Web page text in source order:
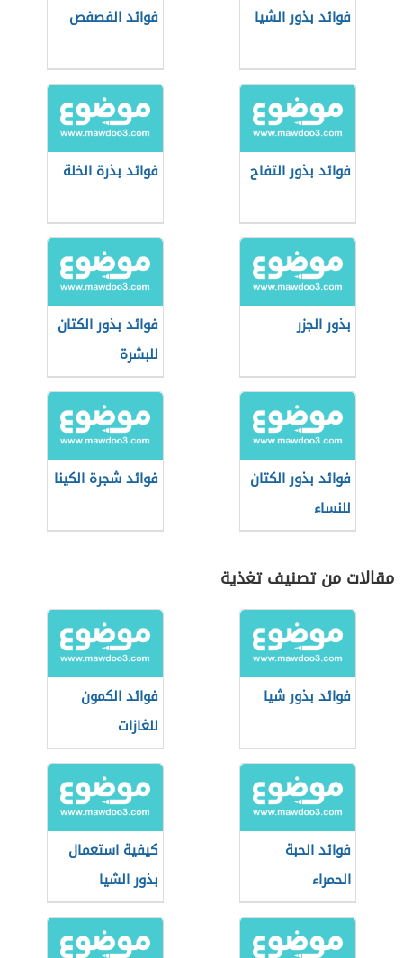
فوائد بذور الشيا فوائد الفصفص
فوائد بذور التفاح فوائد بذرة الخلة
بذور الجزر
فوائد بذور الكتان
للبشرة
فوائد بذور الكتان
للنساء
فوائد شجرة الكينا
مقالات من تصنيف تغذية
فوائد بذور شيا
فوائد الكمون
للغازات
فوائد الحبة
الحمراء
كيفية استعمال
بذور الشيا